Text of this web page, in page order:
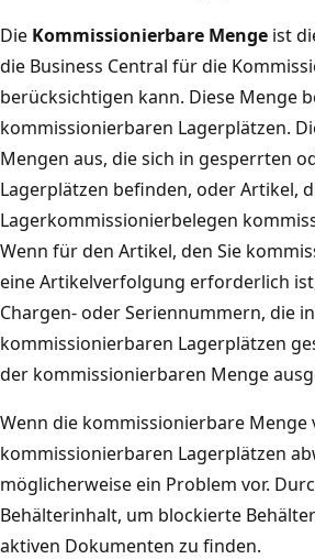
Die Kommissionierbare Menge ist
die Business Central für die
berücksichtigen kann. Diese Menge
kommissionierbaren Lagerplätzen.
Mengen aus, die sich in gesperrten
Lagerplätzen befinden, oder Artikel,
Lagerkommissionierbelegen
Wenn für den Artikel, den Sie
eine Artikelverfolgung erforderlich
Chargen- oder Seriennummern, die in
kommissionierbaren Lagerplätzen
der kommissionierbaren Menge
Wenn die kommissionierbare Menge
kommissionierbaren Lagerplätzen
möglicherweise ein Problem vor.
Behälterinhalt, um blockierte
aktiven Dokumenten zu finden.